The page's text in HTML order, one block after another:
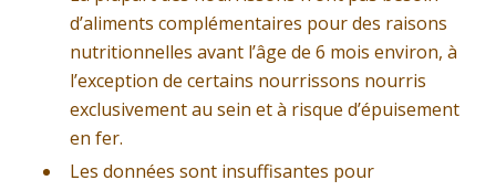
d’aliments complémentaires pour des raisons
nutritionnelles avant l’âge de 6 mois environ, à
l’exception de certains nourrissons nourris
exclusivement au sein et à risque d’épuisement
en fer.
Les données sont insuffisantes pour